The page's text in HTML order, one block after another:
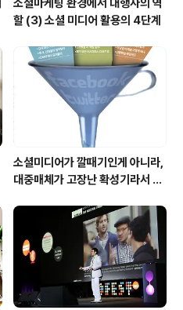
소셜마케팅 환경에서 대행사의 역
할 (3) 소셜 미디어 활용의 4단계
소셜미디어가 깔때기인게 아니라,
대중매체가 고장난 확성기라서 문